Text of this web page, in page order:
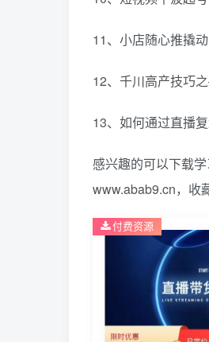
11、小店随心推撬
12、千川高产技巧
13、如何通过直播
感兴趣的可以下载
www.abab9.cn，收
付费资源